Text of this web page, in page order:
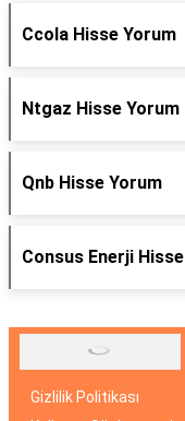
Ccola Hisse Yorum
Ntgaz Hisse Yorum
Qnb Hisse Yorum
Consus Enerji Hisse
Gizlilik Politikası